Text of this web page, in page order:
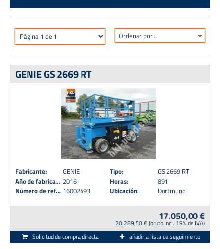
Ordenar por...
GENIE GS 2669 RT
Fabricante: GENIE Tipo:
GS 2669 RT
Año de fabricación: 2016 Horas:
891
Número de referencia: 16002493 Ubicación: Dortmund
17.050,00 €
20.289,50 € (bruto incl. 19% de IVA)
Solicitud de compra directa
añadir a lista de seguimiento